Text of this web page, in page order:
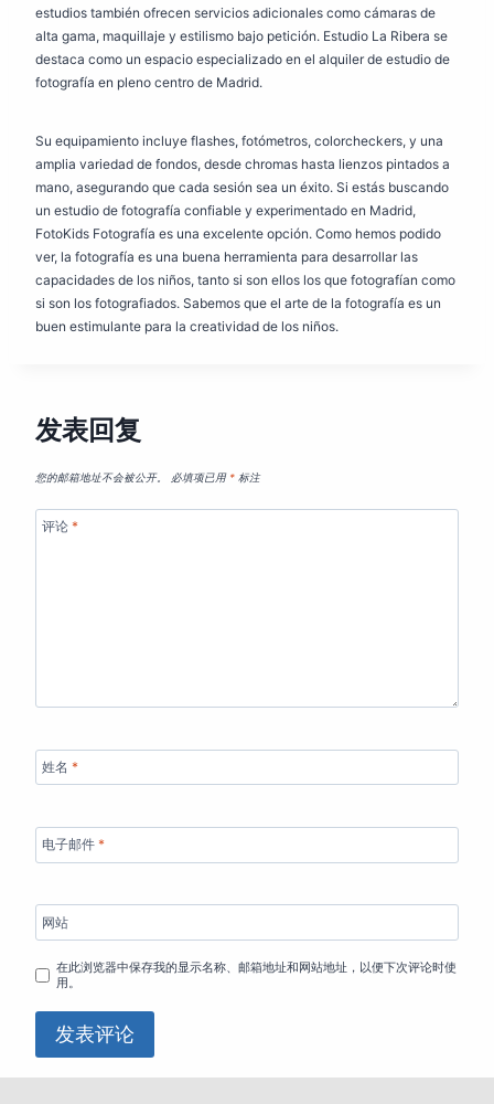
estudios también ofrecen servicios adicionales como cámaras de
alta gama, maquillaje y estilismo bajo petición. Estudio La Ribera se
destaca como un espacio especializado en el alquiler de estudio de
fotografía en pleno centro de Madrid.
Su equipamiento incluye flashes, fotómetros, colorcheckers, y una
amplia variedad de fondos, desde chromas hasta lienzos pintados a
mano, asegurando que cada sesión sea un éxito. Si estás buscando
un estudio de fotografía confiable y experimentado en Madrid,
FotoKids Fotografía es una excelente opción. Como hemos podido
ver, la fotografía es una buena herramienta para desarrollar las
capacidades de los niños, tanto si son ellos los que fotografían como
si son los fotografiados. Sabemos que el arte de la fotografía es un
buen estimulante para la creatividad de los niños.
发表回复
您的邮箱地址不会被公开。 必填项已用 * 标注
评论 *
姓名 *
电子邮件 *
网站
在此浏览器中保存我的显示名称、邮箱地址和网站地址，以便下次评论时使
用。